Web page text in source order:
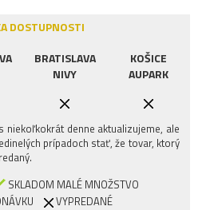
DOSTUPNOSTI
BRATISLAVA
NIVY
KOŠICE
AUPARK
denne aktualizujeme, ale
prípadoch stať, že tovar, ktorý
SKLADOM MALÉ MNOŽSTVO
VYPREDANÉ